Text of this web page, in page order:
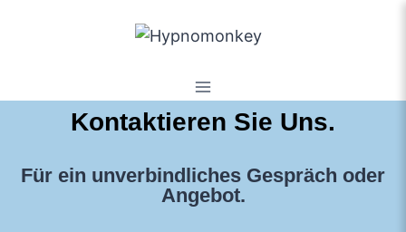
Kontaktieren Sie Uns.
Für ein unverbindliches Gespräch oder
Angebot.